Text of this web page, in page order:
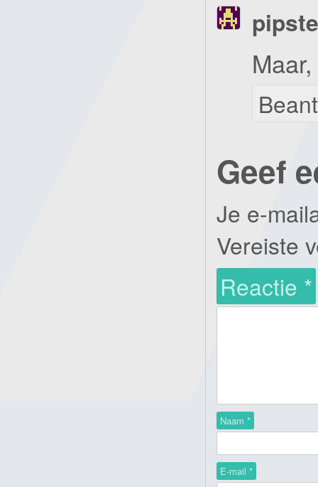
Geef
Je e-
Vereiste
Reactie *
Naam *
E-mail *